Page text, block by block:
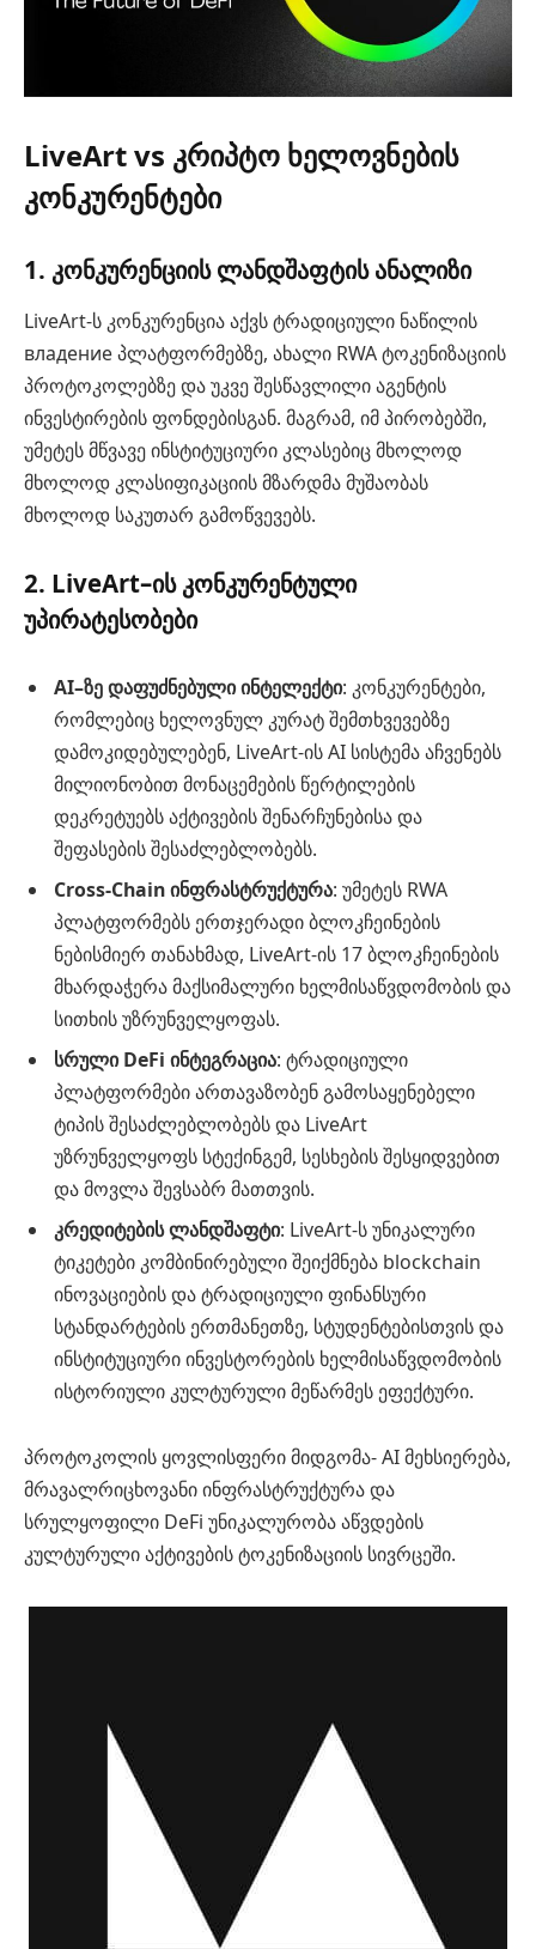
LiveArt vs კრიპტო ხელოვნების
კონკურენტები
1. კონკურენციის ლანდშაფტის ანალიზი
LiveArt-ს კონკურენცია აქვს ტრადიციული ნაწილის
владение პლატფორმებზე, ახალი RWA ტოკენიზაციის
პროტოკოლებზე და უკვე შესწავლილი აგენტის
ინვესტირების ფონდებისგან. მაგრამ, იმ პირობებში,
უმეტეს მწვავე ინსტიტუციური კლასებიც მხოლოდ
მხოლოდ კლასიფიკაციის მზარდმა მუშაობას
მხოლოდ საკუთარ გამოწვევებს.
2. LiveArt–ის კონკურენტული
უპირატესობები
AI–ზე დაფუძნებული ინტელექტი: კონკურენტები,
რომლებიც ხელოვნულ კურატ შემთხვევებზე
დამოკიდებულებენ, LiveArt-ის AI სისტემა აჩვენებს
მილიონობით მონაცემების წერტილების
დეკრეტუებს აქტივების შენარჩუნებისა და
შეფასების შესაძლებლობებს.
Cross-Chain ინფრასტრუქტურა: უმეტეს RWA
პლატფორმებს ერთჯერადი ბლოკჩეინების
ნებისმიერ თანახმად, LiveArt-ის 17 ბლოკჩეინების
მხარდაჭერა მაქსიმალური ხელმისაწვდომობის და
სითხის უზრუნველყოფას.
სრული DeFi ინტეგრაცია: ტრადიციული
პლატფორმები ართავაზობენ გამოსაყენებელი
ტიპის შესაძლებლობებს და LiveArt
უზრუნველყოფს სტექინგემ, სესხების შესყიდვებით
და მოვლა შევსაბრ მათთვის.
კრედიტების ლანდშაფტი: LiveArt-ს უნიკალური
ტიკეტები კომბინირებული შეიქმნება blockchain
ინოვაციების და ტრადიციული ფინანსური
სტანდარტების ერთმანეთზე, სტუდენტებისთვის და
ინსტიტუციური ინვესტორების ხელმისაწვდომობის
ისტორიული კულტურული მეწარმეს ეფექტური.
პროტოკოლის ყოვლისფერი მიდგომა- AI მეხსიერება,
მრავალრიცხოვანი ინფრასტრუქტურა და
სრულყოფილი DeFi უნიკალურობა აწვდების
კულტურული აქტივების ტოკენიზაციის სივრცეში.